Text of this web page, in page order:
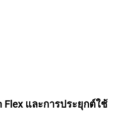
Flex และการประยุกต์ใช้